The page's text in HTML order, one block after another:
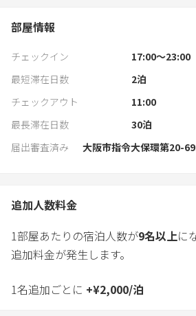
部屋情報
チェックイン
17:00〜23:00
最短滞在日数
2泊
チェックアウト
11:00
最長滞在日数
30泊
届出審査済み
大阪市指令大保環第20-
追加人数料金
1部屋あたりの宿泊人数が9名以上に
追加料金が発生します。
1名追加ごとに +¥2,000/泊